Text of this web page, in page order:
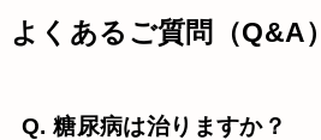
よくあるご質問（Q&A）
Q. 糖尿病は治りますか？